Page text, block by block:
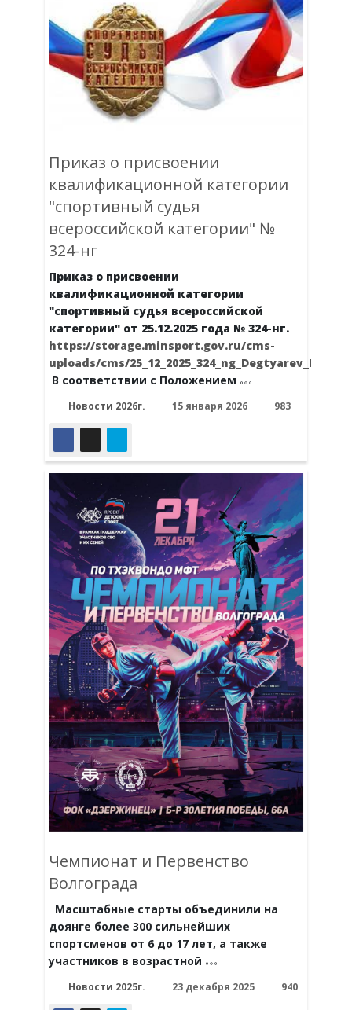
Приказ о присвоении
квалификационной категории
"спортивный судья
всероссийской категории" №
324-нг
Приказ о присвоении
квалификационной категории
"спортивный судья всероссийской
категории" от 25.12.2025 года № 324-нг.
https://storage.minsport.gov.ru/cms-
uploads/cms/
В соответствии с Положением
Новости 2026г. 15 января 2026 983
Чемпионат и Первенство
Волгограда
Масштабные старты объединили на
доянге более 300 сильнейших
спортсменов от 6 до 17 лет, а также
участников в возрастной
Новости 2025г. 23 декабря 2025 940